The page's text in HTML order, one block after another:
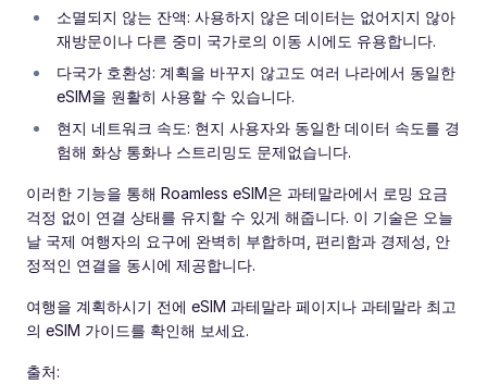
소멸되지 않는 잔액: 사용하지 않은 데이터는 없어지지 않아
재방문이나 다른 중미 국가로의 이동 시에도 유용합니다.
다국가 호환성: 계획을 바꾸지 않고도 여러 나라에서 동일한
eSIM을 원활히 사용할 수 있습니다.
현지 네트워크 속도: 현지 사용자와 동일한 데이터 속도를 경
험해 화상 통화나 스트리밍도 문제없습니다.
이러한 기능을 통해 Roamless eSIM은 과테말라에서 로밍 요금
걱정 없이 연결 상태를 유지할 수 있게 해줍니다. 이 기술은 오늘
날 국제 여행자의 요구에 완벽히 부합하며, 편리함과 경제성, 안
정적인 연결을 동시에 제공합니다.
여행을 계획하시기 전에 eSIM 과테말라 페이지나 과테말라 최고
의 eSIM 가이드를 확인해 보세요.
출처: